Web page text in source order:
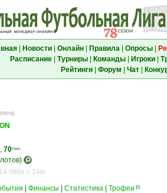
| Новости| Онлайн| Правила| Опросы|
Расписание| Турниры| Команды| Игроки|
Рейтинги| Форум Чат|
70тыс.
086к = 14м
Финансы Статистика Трофеи 15